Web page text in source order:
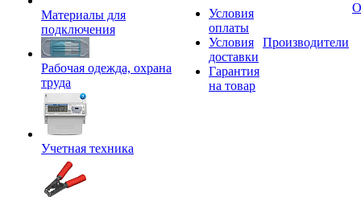
Материалы для
подключения
Рабочая одежда, охрана
труда
Учетная техника
Условия
оплаты
Условия
доставки
Гарантия
на товар
Производители